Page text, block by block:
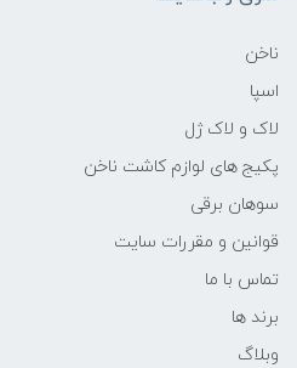
ناخن
اسپا
لاک و لاک ژل
پکیج های لوازم کاشت ناخن
سوهان برقی
قوانین و مقررات سایت
تماس با ما
برند ها
وبلاگ